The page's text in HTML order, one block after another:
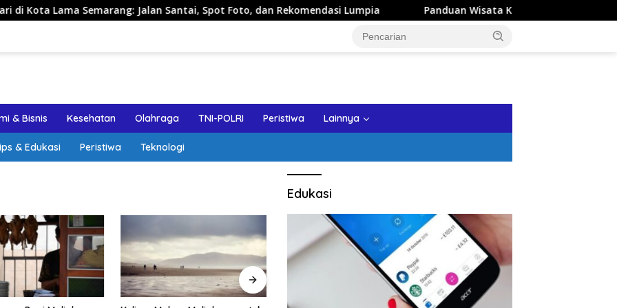
Semarang: Jalan Santai, Spot Foto, dan Rekomendasi Lumpia Panduan Wisata Keluarga ke Kota Batu: Itinerary
& Bisnis Kesehatan Olahraga TNI-POLRI Peristiwa Lainnya
& Edukasi Peristiwa Teknologi
Edukasi